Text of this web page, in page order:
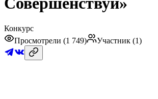
Конкурс
Просмотрели (1 749) Участник (1)